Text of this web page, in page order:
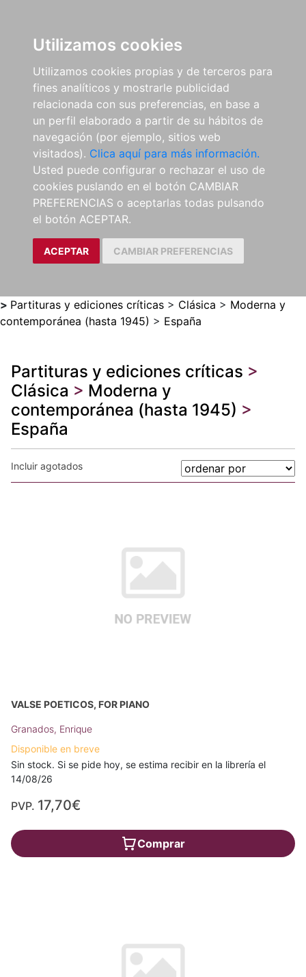
Utilizamos cookies
Utilizamos cookies propias y de terceros para
fines analíticos y mostrarle publicidad
relacionada con sus preferencias, en base a
un perfil elaborado a partir de su hábitos de
navegación (por ejemplo, sitios web
visitados). Clica aquí para más información.
Usted puede configurar o rechazar el uso de
cookies puslando en el botón CAMBIAR
PREFERENCIAS o aceptarlas todas pulsando
el botón ACEPTAR.
ACEPTAR CAMBIAR PREFERENCIAS
> Partituras y ediciones críticas > Clásica > Moderna y
contemporánea (hasta 1945) > España
Partituras y ediciones críticas >
Clásica > Moderna y
contemporánea (hasta 1945) >
España
Incluir agotados
VALSE POETICOS, FOR PIANO
Granados, Enrique
Disponible en breve
Sin stock. Si se pide hoy, se estima recibir en la librería el
14/08/26
PVP. 17,70€
Comprar